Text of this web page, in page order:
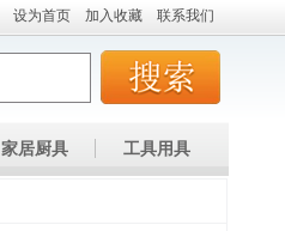
设为首页 加入收藏 联系我们
家居厨具 工具用具